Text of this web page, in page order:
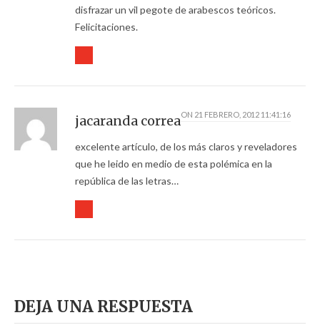
disfrazar un vil pegote de arabescos teóricos.
Felicitaciones.
jacaranda correaON 21 FEBRERO, 2012 11:41:16
excelente artículo, de los más claros y reveladores
que he leido en medio de esta polémica en la
república de las letras…
DEJA UNA RESPUESTA